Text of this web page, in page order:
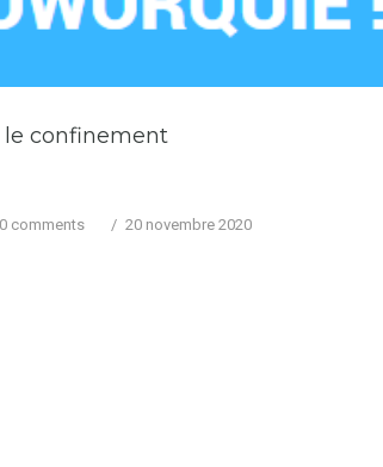
le confinement
0 comments / 20 novembre 2020